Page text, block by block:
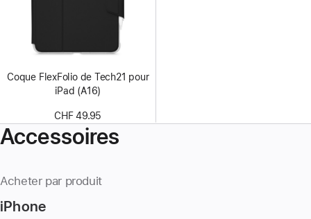
Coque FlexFolio de Tech21 pour
iPad (A16)
CHF 49.95
Accessoires
Acheter par produit
iPhone